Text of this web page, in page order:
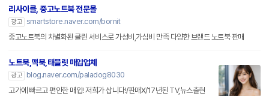
리사이클, 중고노트북 전문몰
광고 smartstore.naver.com/bornit
중고노트북의 차별화된 클린 서비스로 가성비,가심비 만족 다양한 브랜드 노트북 판매
노트북,맥북,태블릿 매입업체
광고
blog.naver.com/paladog8030
고가에 빠르고 편안한 매입! 저희가 삽니다!/판매X/17년된 TV,뉴스출현